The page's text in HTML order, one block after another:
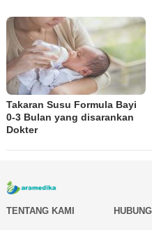
Takaran Susu Formula Bayi
0-3 Bulan yang disarankan
Dokter
TENTANG KAMI